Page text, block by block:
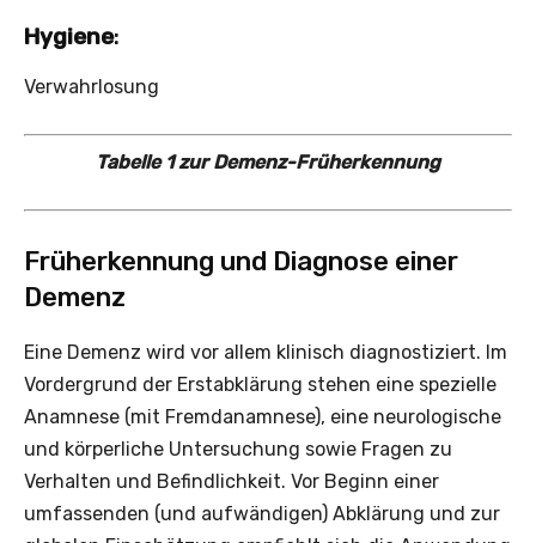
Hygiene:
Verwahrlosung
Tabelle 1 zur Demenz-Früherkennung
Früherkennung und Diagnose einer
Demenz
Eine Demenz wird vor allem klinisch diagnostiziert. Im
Vordergrund der Erstabklärung stehen eine spezielle
Anamnese (mit Fremdanamnese), eine neurologische
und körperliche Untersuchung sowie Fragen zu
Verhalten und Befindlichkeit. Vor Beginn einer
umfassenden (und aufwändigen) Abklärung und zur